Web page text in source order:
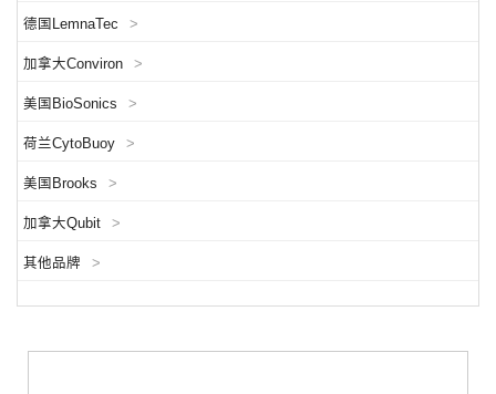
德国LemnaTec >
加拿大Conviron >
美国BioSonics >
荷兰CytoBuoy >
美国Brooks >
加拿大Qubit >
其他品牌 >